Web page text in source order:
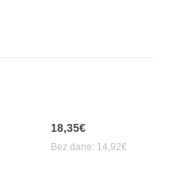
18,35€
Bez dane: 14,92€